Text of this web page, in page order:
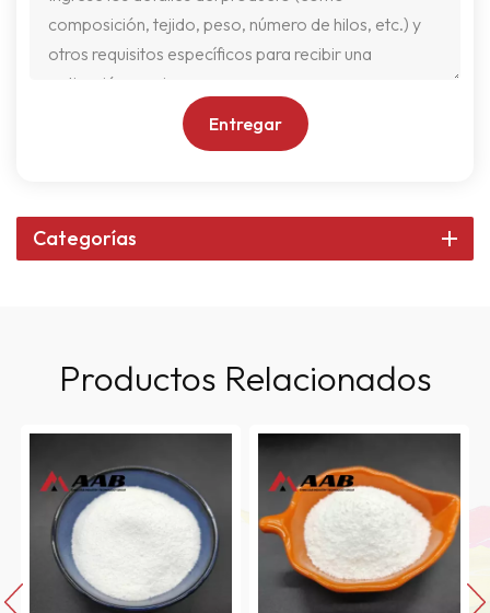
Entregar
Categorías
Productos Relacionados